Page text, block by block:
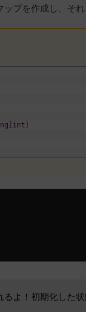
プを作成し、それ
int )
るよ！初期化した